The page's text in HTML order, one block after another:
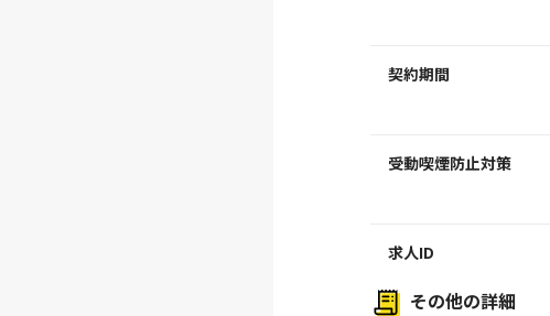
契約期間
受動喫煙防止対策
求人ID
その他の詳細